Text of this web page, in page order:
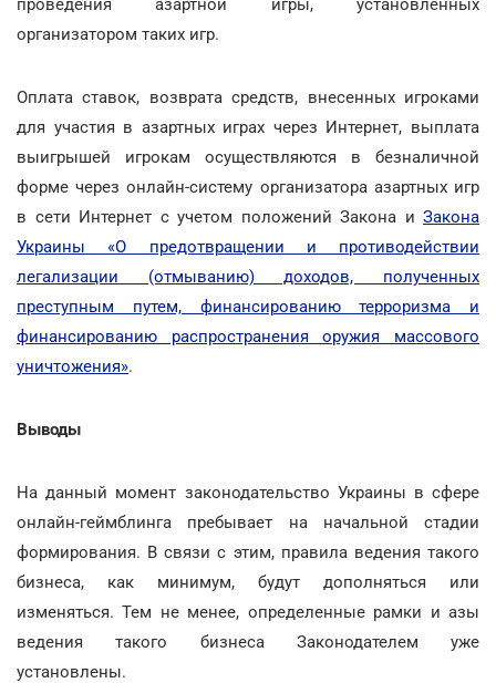
проведения азартной игры, установленных
организатором таких игр.
Оплата ставок, возврата средств, внесенных игроками
для участия в азартных играх через Интернет, выплата
выигрышей игрокам осуществляются в безналичной
форме через онлайн-систему организатора азартных игр
в сети Интернет с учетом положений Закона и Закона
Украины «О предотвращении и противодействии
легализации (отмыванию) доходов, полученных
преступным путем, финансированию терроризма и
финансированию распространения оружия массового
уничтожения».
Выводы
На данный момент законодательство Украины в сфере
онлайн-геймблинга пребывает на начальной стадии
формирования. В связи с этим, правила ведения такого
бизнеса, как минимум, будут дополняться или
изменяться. Тем не менее, определенные рамки и азы
ведения такого бизнеса Законодателем уже
установлены.